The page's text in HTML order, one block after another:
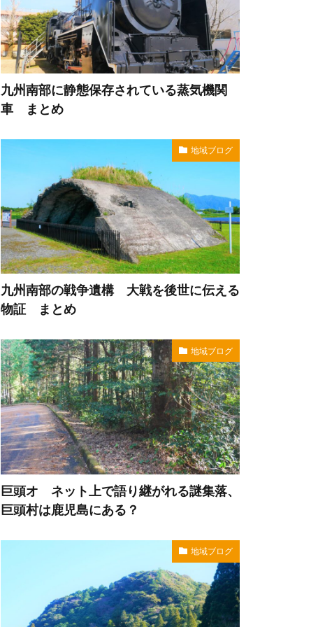
九州南部に静態保存されている蒸気機関
車 まとめ
地域ブログ
九州南部の戦争遺構 大戦を後世に伝える
物証 まとめ
地域ブログ
巨頭オ ネット上で語り継がれる謎集落、
巨頭村は鹿児島にある？
地域ブログ